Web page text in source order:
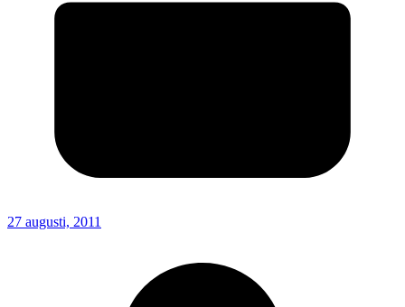
27 augusti, 2011